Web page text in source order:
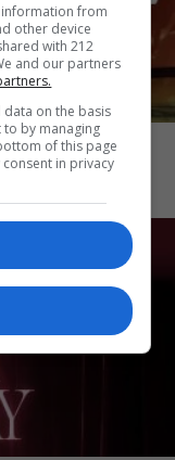
from
other device
with 212
and our partners
on the basis
to by managing
of this page
in privacy